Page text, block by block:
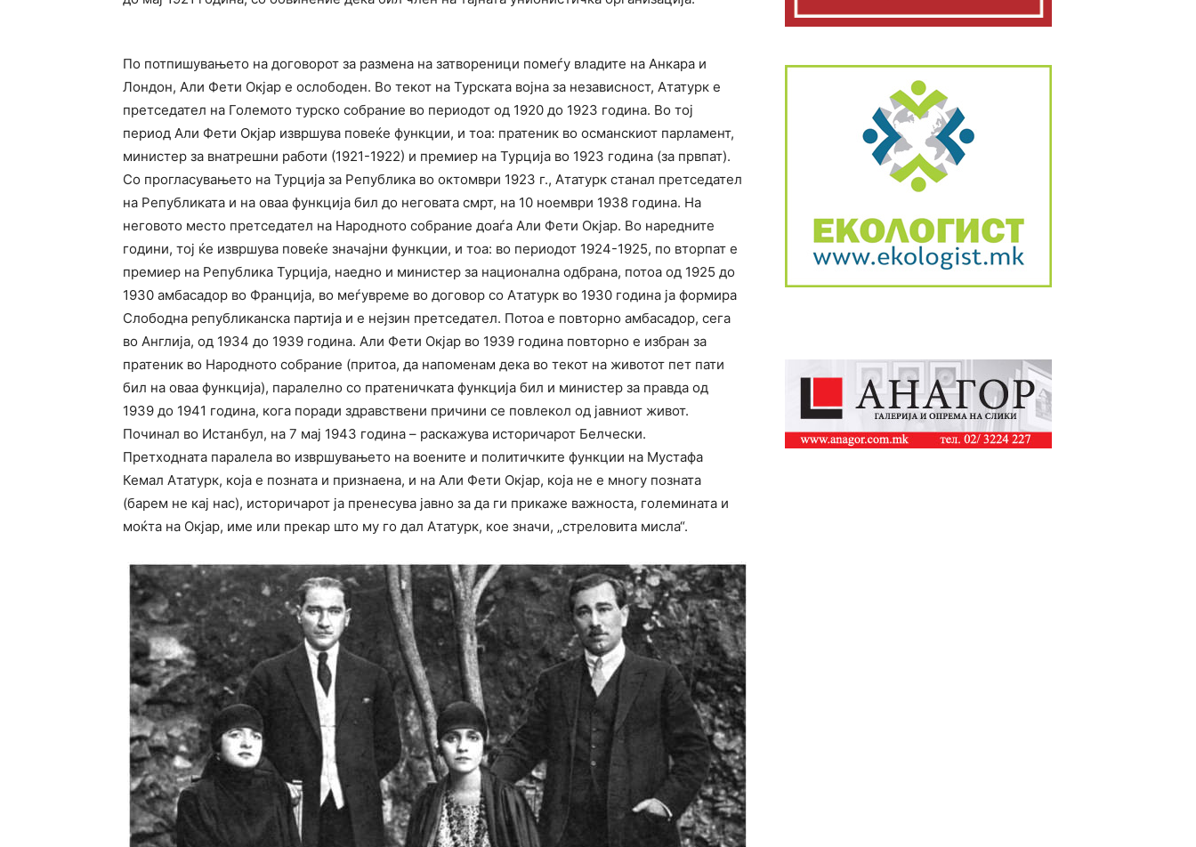
По потпишувањето на договорот за размена на затвореници помеѓу владите на Анкара и
Лондон, Али Фети Окјар е ослободен. Во текот на Турската војна за независност, Ататурк е
претседател на Големото турско собрание во периодот од 1920 до 1923 година. Во тој
период Али Фети Окјар извршува повеќе функции, и тоа: пратеник во османскиот парламент,
министер за внатрешни работи (1921-1922) и премиер на Турција во 1923 година (за првпат).
Со прогласувањето на Турција за Република во октомври 1923 г., Ататурк станал претседател
на Републиката и на оваа функција бил до неговата смрт, на 10 ноември 1938 година. На
неговото место претседател на Народното собрание доаѓа Али Фети Окјар. Во наредните
години, тој ќе извршува повеќе значајни функции, и тоа: во периодот 1924-1925, по вторпат е
премиер на Република Турција, наедно и министер за национална одбрана, потоа од 1925 до
1930 амбасадор во Франција, во меѓувреме во договор со Ататурк во 1930 година ја формира
Слободна републиканска партија и е нејзин претседател. Потоа е повторно амбасадор, сега
во Англија, од 1934 до 1939 година. Али Фети Окјар во 1939 година повторно е избран за
пратеник во Народното собрание (притоа, да напоменам дека во текот на животот пет пати
бил на оваа функција), паралелно со пратеничката функција бил и министер за правда од
1939 до 1941 година, кога поради здравствени причини се повлекол од јавниот живот.
Починал во Истанбул, на 7 мај 1943 година – раскажува историчарот Белчески.
Претходната паралела во извршувањето на воените и политичките функции на Мустафа
Кемал Ататурк, која е позната и признаена, и на Али Фети Окјар, која не е многу позната
(барем не кај нас), историчарот ја пренесува јавно за да ги прикаже важноста, големината и
моќта на Окјар, име или прекар што му го дал Ататурк, кое значи, „стреловита мисла“.